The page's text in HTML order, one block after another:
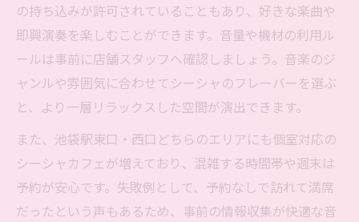
の持ち込みが許可されていることもあり、好きな楽曲や
即興演奏を楽しむことができます。音量や機材の利用ル
ールは事前に店舗スタッフへ確認しましょう。音楽のジ
ャンルや雰囲気に合わせてシーシャのフレーバーを選ぶ
と、より一層リラックスした空間が演出できます。
また、池袋駅東口・西口どちらのエリアにも個室対応の
シーシャカフェが増えており、混雑する時間帯や週末は
予約が安心です。失敗例として、予約なしで訪れて満席
だったという声もあるため、事前の情報収集が快適な音